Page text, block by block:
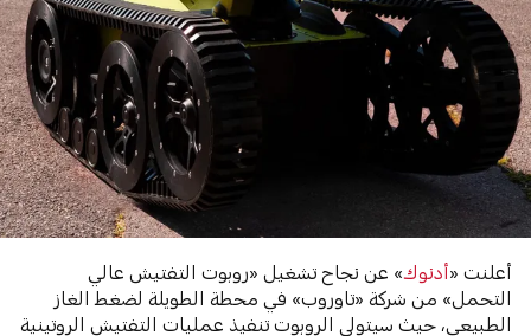
أعلنت «أدنوك» عن نجاح تشغيل «روبوت التفتيش عالي
التحمل» من شركة «تاوروب» في محطة الطويلة لضغط الغاز
الطبيعي، حيث سيتولى الروبوت تنفيذ عمليات التفتيش الروتينية